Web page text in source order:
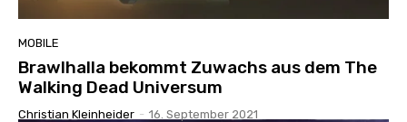
MOBILE
Brawlhalla bekommt Zuwachs aus dem The
Walking Dead Universum
Christian Kleinheider - 16. September 2021